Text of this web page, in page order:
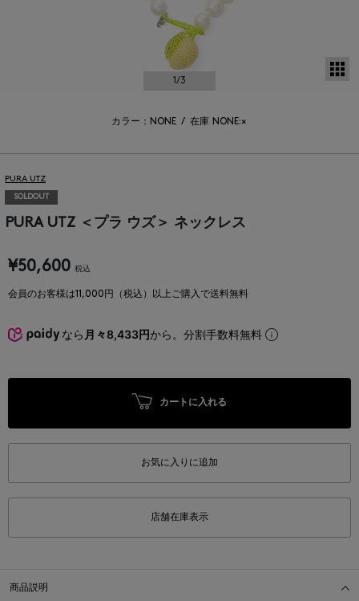
1/3
カラー：NONE / 在庫 NONE:×
PURA UTZ
SOLDOUT
PURA UTZ ＜プラ ウズ＞ ネックレス
¥50,600 税込
会員のお客様は11,000円（税込）以上ご購入で送料無料
なら 月々8,433円から。分割手数料無料
カートに入れる
お気に入りに追加
店舗在庫表示
商品説明